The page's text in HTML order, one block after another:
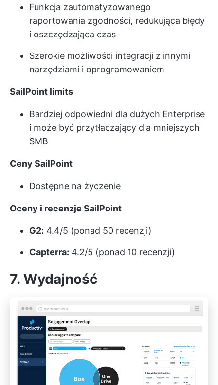
Funkcja zautomatyzowanego
raportowania zgodności, redukująca błędy
i oszczędzająca czas
Szerokie możliwości integracji z innymi
narzędziami i oprogramowaniem
SailPoint limits
Bardziej odpowiedni dla dużych Enterprise
i może być przytłaczający dla mniejszych
SMB
Ceny SailPoint
Dostępne na życzenie
Oceny i recenzje SailPoint
G2: 4.4/5 (ponad 50 recenzji)
Capterra: 4.2/5 (ponad 10 recenzji)
7. Wydajność